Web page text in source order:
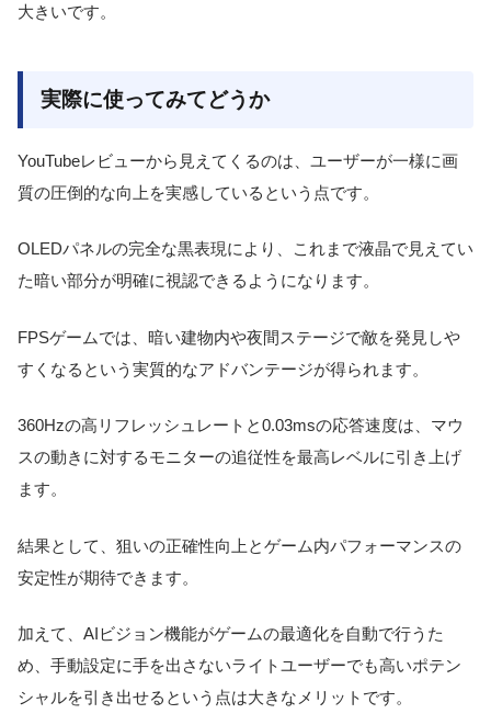
大きいです。
実際に使ってみてどうか
YouTubeレビューから見えてくるのは、ユーザーが一様に画
質の圧倒的な向上を実感しているという点です。
OLEDパネルの完全な黒表現により、これまで液晶で見えてい
た暗い部分が明確に視認できるようになります。
FPSゲームでは、暗い建物内や夜間ステージで敵を発見しや
すくなるという実質的なアドバンテージが得られます。
360Hzの高リフレッシュレートと0.03msの応答速度は、マウ
スの動きに対するモニターの追従性を最高レベルに引き上げ
ます。
結果として、狙いの正確性向上とゲーム内パフォーマンスの
安定性が期待できます。
加えて、AIビジョン機能がゲームの最適化を自動で行うた
め、手動設定に手を出さないライトユーザーでも高いポテン
シャルを引き出せるという点は大きなメリットです。